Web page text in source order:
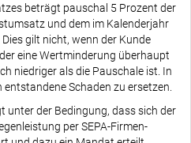
beträgt pauschal 5 Prozent der
und dem im Kalenderjahr
gilt nicht, wenn der Kunde
eine Wertminderung überhaupt
niedriger als die Pauschale ist. In
Schaden zu ersetzen.
unter der Bedingung, dass sich der
per SEPA-Firmen-